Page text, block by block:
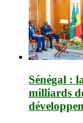
Sénégal :
milliards